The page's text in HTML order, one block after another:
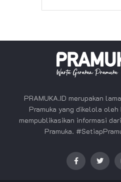
PRAMUKA.ID merupakan
Pramuka yang dikelola
mempublikasikan informasi
Pramuka.